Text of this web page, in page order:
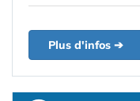
Plus d'infos ➔